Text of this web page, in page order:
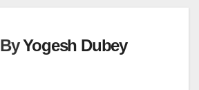
ByYogesh Dubey